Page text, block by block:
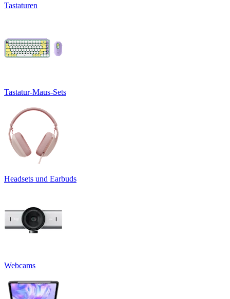
Tastaturen
Tastatur-Maus-Sets
Headsets und Earbuds
Webcams